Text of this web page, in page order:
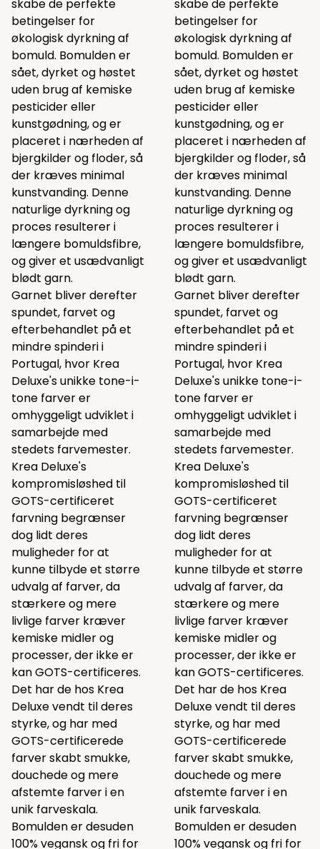
skabe de perfekte
betingelser for
økologisk dyrkning af
bomuld. Bomulden er
sået, dyrket og høstet
uden brug af kemiske
pesticider eller
kunstgødning, og er
placeret i nærheden af
bjergkilder og floder, så
der kræves minimal
kunstvanding. Denne
naturlige dyrkning og
proces resulterer i
længere bomuldsfibre,
og giver et usædvanligt
blødt garn.
Garnet bliver derefter
spundet, farvet og
efterbehandlet på et
mindre spinderi i
Portugal, hvor Krea
Deluxe's unikke tone-i-
tone farver er
omhyggeligt udviklet i
samarbejde med
stedets farvemester.
Krea Deluxe's
kompromisløshed til
GOTS-certificeret
farvning begrænser
dog lidt deres
muligheder for at
kunne tilbyde et større
udvalg af farver, da
stærkere og mere
livlige farver kræver
kemiske midler og
processer, der ikke er
kan GOTS-certificeres.
Det har de hos Krea
Deluxe vendt til deres
styrke, og har med
GOTS-certificerede
farver skabt smukke,
douchede og mere
afstemte farver i en
unik farveskala.
Bomulden er desuden
100% vegansk og fri for
skabe de perfekte
betingelser for
økologisk dyrkning af
bomuld. Bomulden er
sået, dyrket og høstet
uden brug af kemiske
pesticider eller
kunstgødning, og er
placeret i nærheden af
bjergkilder og floder, så
der kræves minimal
kunstvanding. Denne
naturlige dyrkning og
proces resulterer i
længere bomuldsfibre,
og giver et usædvanligt
blødt garn.
Garnet bliver derefter
spundet, farvet og
efterbehandlet på et
mindre spinderi i
Portugal, hvor Krea
Deluxe's unikke tone-i-
tone farver er
omhyggeligt udviklet i
samarbejde med
stedets farvemester.
Krea Deluxe's
kompromisløshed til
GOTS-certificeret
farvning begrænser
dog lidt deres
muligheder for at
kunne tilbyde et større
udvalg af farver, da
stærkere og mere
livlige farver kræver
kemiske midler og
processer, der ikke er
kan GOTS-certificeres.
Det har de hos Krea
Deluxe vendt til deres
styrke, og har med
GOTS-certificerede
farver skabt smukke,
douchede og mere
afstemte farver i en
unik farveskala.
Bomulden er desuden
100% vegansk og fri for